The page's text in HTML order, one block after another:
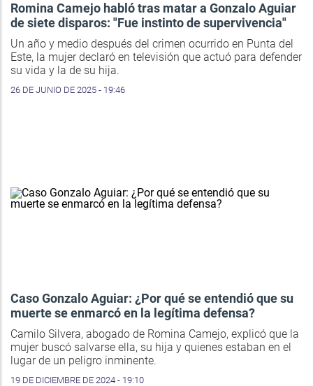
Romina Camejo habló tras matar a Gonzalo Aguiar
de siete disparos: "Fue instinto de supervivencia"
Un año y medio después del crimen ocurrido en Punta del
Este, la mujer declaró en televisión que actuó para defender
su vida y la de su hija.
26 DE JUNIO DE 2025 - 19:46
Caso Gonzalo Aguiar: ¿Por qué se entendió que su
muerte se enmarcó en la legítima defensa?
Camilo Silvera, abogado de Romina Camejo, explicó que la
mujer buscó salvarse ella, su hija y quienes estaban en el
lugar de un peligro inminente.
19 DE DICIEMBRE DE 2024 - 19:10